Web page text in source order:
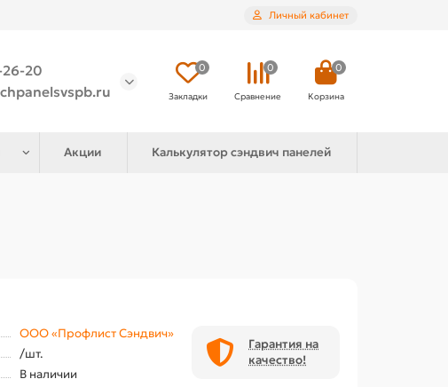
Личный кабинет
26-20
0
Закладки
0
Сравнение
0
Корзина
Акции Калькулятор сэндвич панелей
ООО «Профлист Сэндвич»
/шт.
В наличии
Гарантия на
качество!